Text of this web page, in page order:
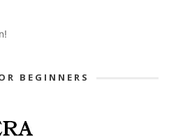
BEGINNERS